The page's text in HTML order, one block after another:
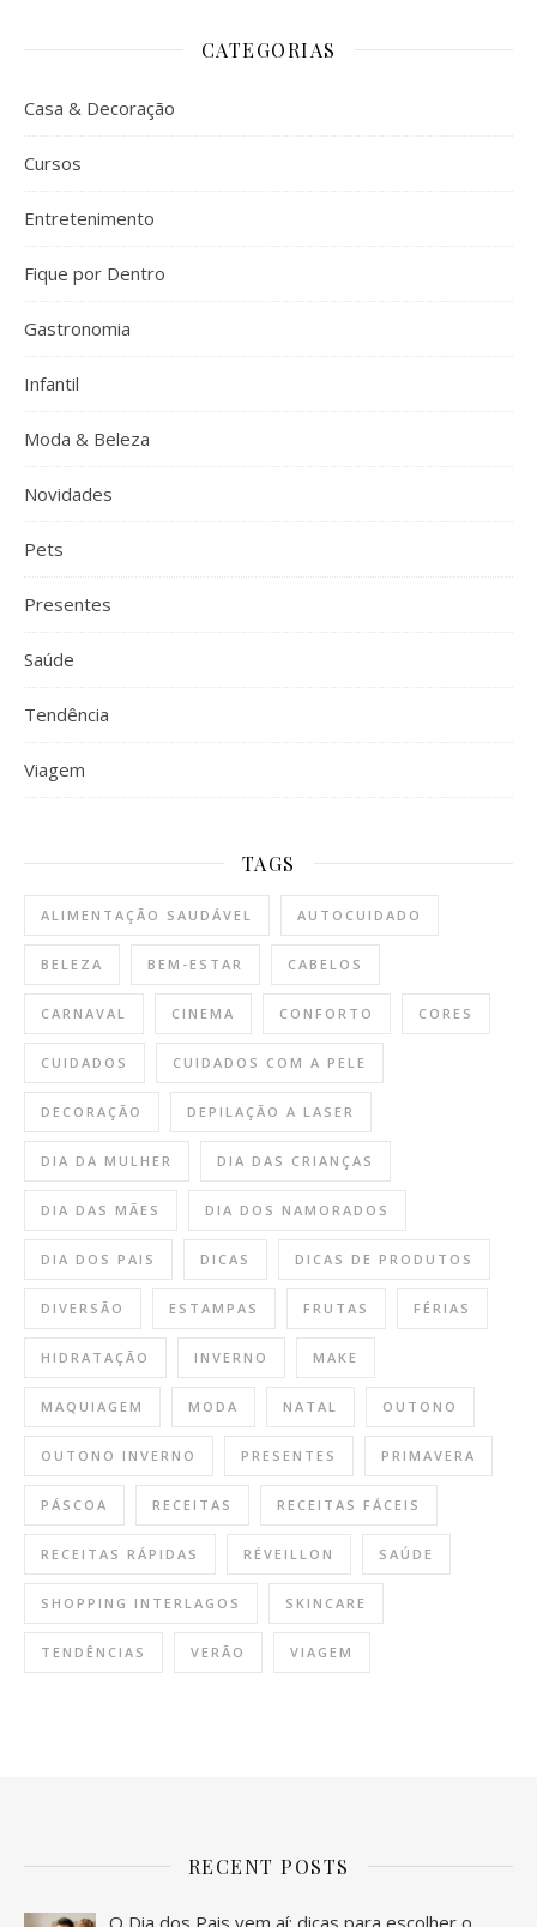
CATEGORIAS
Casa & Decoração
Cursos
Entretenimento
Fique por Dentro
Gastronomia
Infantil
Moda & Beleza
Novidades
Pets
Presentes
Saúde
Tendência
Viagem
TAGS
ALIMENTAÇÃO SAUDÁVEL AUTOCUIDADO
BELEZA BEM-ESTAR CABELOS
CARNAVAL CINEMA CONFORTO CORES
CUIDADOS CUIDADOS COM A PELE
DECORAÇÃO DEPILAÇÃO A LASER
DIA DA MULHER DIA DAS CRIANÇAS
DIA DAS MÃES DIA DOS NAMORADOS
DIA DOS PAIS DICAS DICAS DE PRODUTOS
DIVERSÃO ESTAMPAS FRUTAS FÉRIAS
HIDRATAÇÃO INVERNO MAKE
MAQUIAGEM MODA NATAL OUTONO
OUTONO INVERNO PRESENTES PRIMAVERA
PÁSCOA RECEITAS RECEITAS FÁCEIS
RECEITAS RÁPIDAS RÉVEILLON SAÚDE
SHOPPING INTERLAGOS SKINCARE
TENDÊNCIAS VERÃO VIAGEM
RECENT POSTS
O Dia dos Pais vem aí: dicas para escolher o